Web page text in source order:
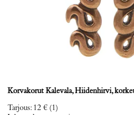
Korvakorut Kalevala, Hiidenhirvi,
Tarjous: 12 € (1)